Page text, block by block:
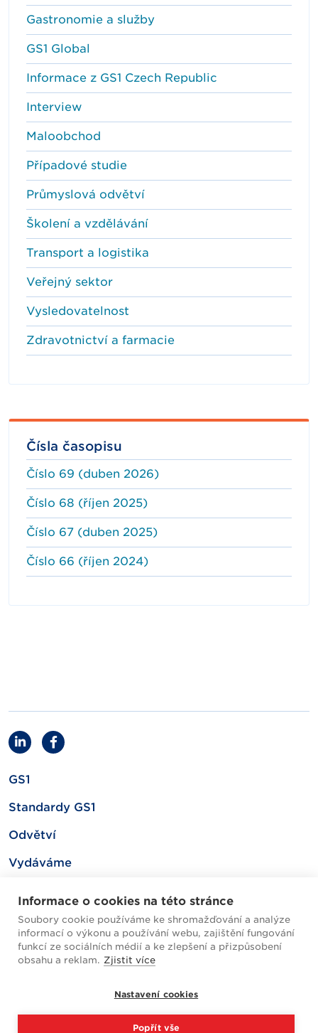
Gastronomie a služby
GS1 Global
Informace z GS1 Czech Republic
Interview
Maloobchod
Případové studie
Průmyslová odvětví
Školení a vzdělávání
Transport a logistika
Veřejný sektor
Vysledovatelnost
Zdravotnictví a farmacie
Čísla časopisu
Číslo 69 (duben 2026)
Číslo 68 (říjen 2025)
Číslo 67 (duben 2025)
Číslo 66 (říjen 2024)
GS1
Standardy GS1
Odvětví
Vydáváme
Mapa webu
Informace o cookies na této stránce
Soubory cookie používáme ke shromažďování a analýze
informací o výkonu a používání webu, zajištění fungování
funkcí ze sociálních médií a ke zlepšení a přizpůsobení
obsahu a reklam. Zjistit více
Nastavení cookies
Popřít vše